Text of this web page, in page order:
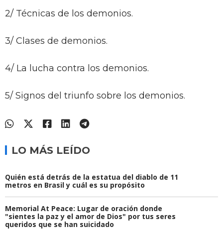
2/ Técnicas de los demonios.
3/ Clases de demonios.
4/ La lucha contra los demonios.
5/ Signos del triunfo sobre los demonios.
LO MÁS LEÍDO
Quién está detrás de la estatua del diablo de 11
metros en Brasil y cuál es su propósito
Memorial At Peace: Lugar de oración donde
"sientes la paz y el amor de Dios" por tus seres
queridos que se han suicidado